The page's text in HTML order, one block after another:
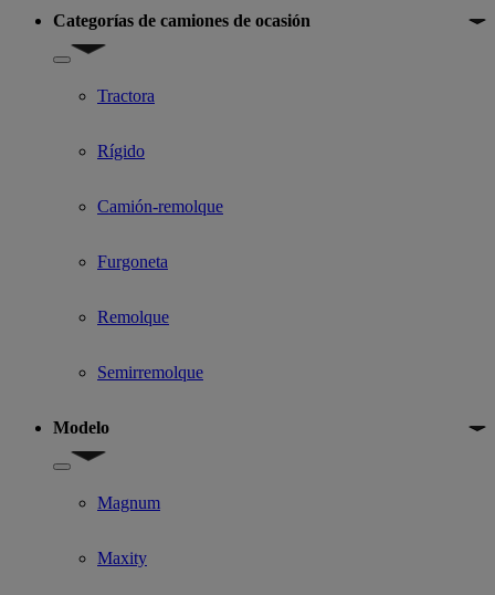
Categorías de camiones de ocasión
Show submenu for Categorías de camiones de ocasión
Tractora
Rígido
Camión-remolque
Furgoneta
Remolque
Semirremolque
Modelo
Show submenu for Modelo
Magnum
Maxity